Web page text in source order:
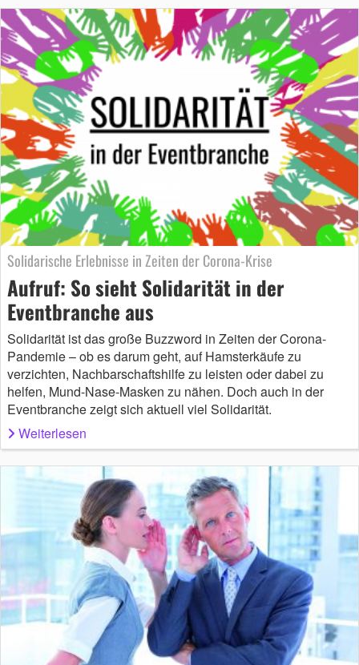
Solidarische Erlebnisse in Zeiten der Corona-Krise
Aufruf: So sieht Solidarität in der
Eventbranche aus
Solidarität ist das große Buzzword in Zeiten der Corona-
Pandemie – ob es darum geht, auf Hamsterkäufe zu
verzichten, Nachbarschaftshilfe zu leisten oder dabei zu
helfen, Mund-Nase-Masken zu nähen. Doch auch in der
Eventbranche zeigt sich aktuell viel Solidarität.
Weiterlesen